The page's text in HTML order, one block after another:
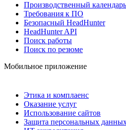
Производственный календарь
Требования к ПО
Безопасный HeadHunter
HeadHunter API
Поиск работы
Поиск по резюме
Мобильное приложение
Этика и комплаенс
Оказание услуг
Использование сайтов
Защита персональных